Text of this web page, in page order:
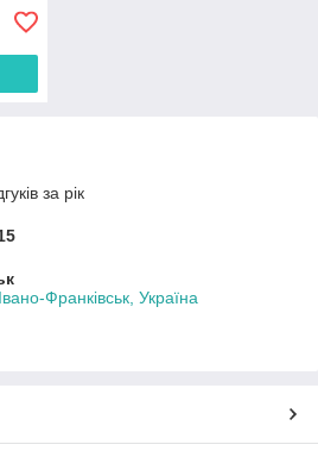
за рік
Франківськ, Україна